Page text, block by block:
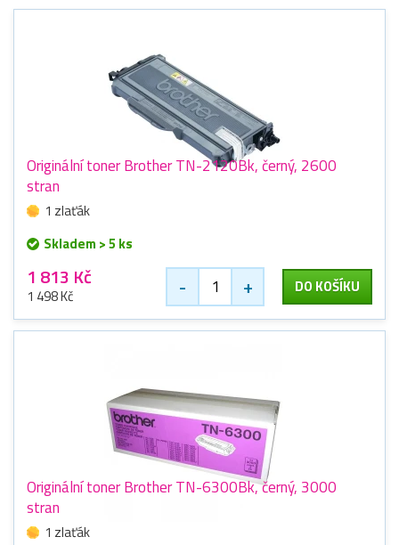
Originální toner Brother TN-2120Bk, černý, 2600
stran
1 zlaťák
Skladem > 5 ks
1 813 Kč
1 498 Kč - + DO KOŠÍKU
Originální toner Brother TN-6300Bk, černý, 3000
stran
1 zlaťák